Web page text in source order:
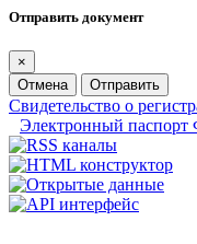
Отправить документ
×
Отмена
Отправить
Свидетельство о
Электронный